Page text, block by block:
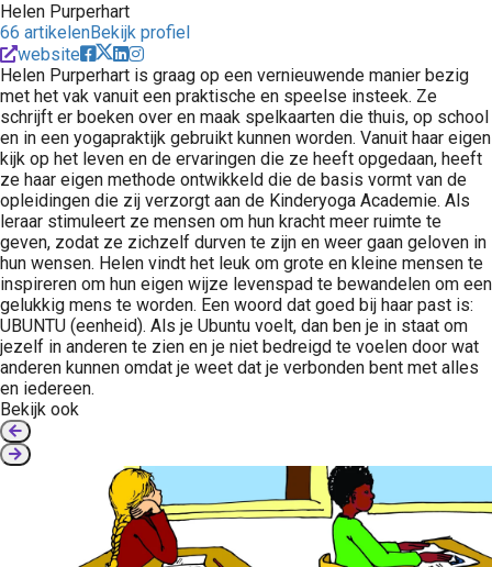
Helen Purperhart
66 artikelenBekijk profiel
website
Helen Purperhart is graag op een vernieuwende manier bezig
met het vak vanuit een praktische en speelse insteek. Ze
schrijft er boeken over en maak spelkaarten die thuis, op school
en in een yogapraktijk gebruikt kunnen worden. Vanuit haar eigen
kijk op het leven en de ervaringen die ze heeft opgedaan, heeft
ze haar eigen methode ontwikkeld die de basis vormt van de
opleidingen die zij verzorgt aan de Kinderyoga Academie. Als
leraar stimuleert ze mensen om hun kracht meer ruimte te
geven, zodat ze zichzelf durven te zijn en weer gaan geloven in
hun wensen. Helen vindt het leuk om grote en kleine mensen te
inspireren om hun eigen wijze levenspad te bewandelen om een
gelukkig mens te worden. Een woord dat goed bij haar past is:
UBUNTU (eenheid). Als je Ubuntu voelt, dan ben je in staat om
jezelf in anderen te zien en je niet bedreigd te voelen door wat
anderen kunnen omdat je weet dat je verbonden bent met alles
en iedereen.
Bekijk ook